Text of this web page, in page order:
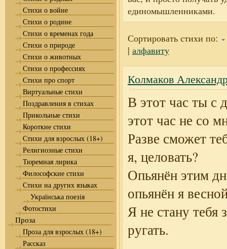
Стихи о войне
Стихи о родине
Стихи о временах года
Стихи о природе
Стихи о животных
Стихи о профессиях
Стихи про спорт
Виртуальные стихи
Поздравления в стихах
Прикольные стихи
Короткие стихи
Стихи для взрослых (18+)
Религиозные стихи
Тюремная лирика
Философские стихи
Стихи на других языках
Українська поезія
Фотостихи
Проза
Проза для взрослых (18+)
Рассказ
единомышленниками.
Сортировать стихи по:
| алфавиту
Колмаков
В этот час ты с
этот час не со
Разве сможет
я, целовать?
Опьянён этим
опьянён я
Я не стану тебя
ругать.